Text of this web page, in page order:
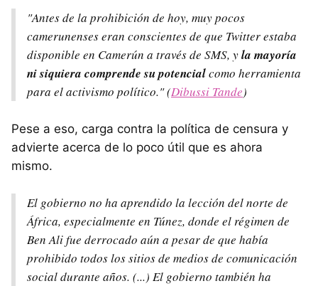
"Antes de la prohibición de hoy, muy pocos
camerunenses eran conscientes de que Twitter estaba
disponible en Camerún a través de SMS, yla mayoría
ni siquiera comprende su potencialcomo herramienta
para el activismo político." (Dibussi Tande)
Pese a eso, carga contra la política de censura y
advierte acerca de lo poco útil que es ahora
mismo.
El gobierno no ha aprendido la lección del norte de
África, especialmente en Túnez, donde el régimen de
Ben Ali fue derrocado aún a pesar de que había
prohibido todos los sitios de medios de comunicación
social durante años. (...) El gobierno también ha